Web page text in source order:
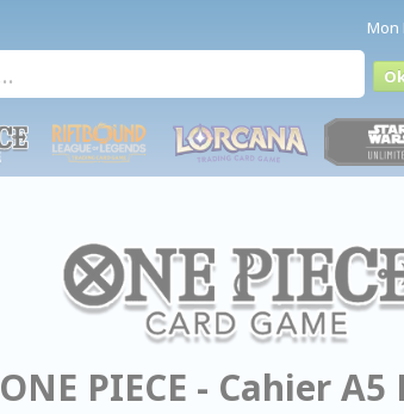
Mon
ONE PIECE - Cahier